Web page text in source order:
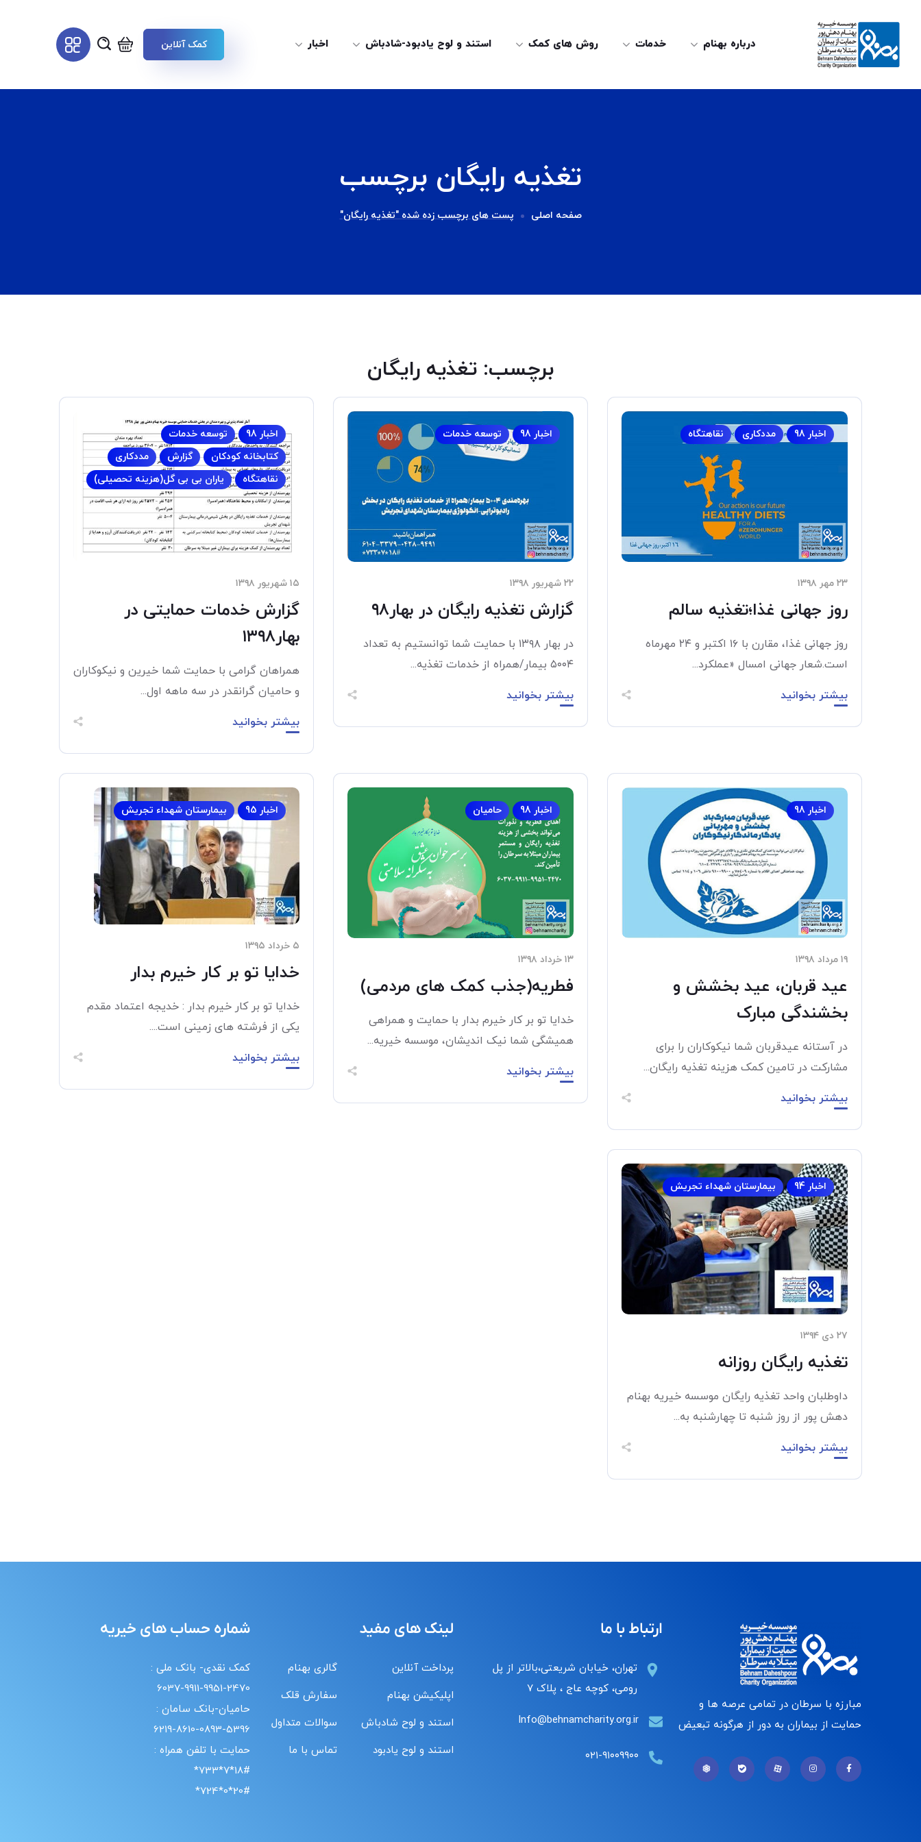
درباره بهنام خدمات روش های کمک استند و لوح یادبود-شادباش اخبار کمک آنلاین
تغذیه رایگان برچسب
صفحه اصلی پست های برچسب زده شده "تغذیه رایگان"
برچسب: تغذیه رایگان
اخبار 98 مددکاری نقاهتگاه
۲۳ مهر ۱۳۹۸
روز جهانی غذا؛تغذیه سالم
روز جهانی غذا، مقارن با ۱۶ اکتبر و ۲۴ مهرماه
است.شعار جهانی امسال «عملکرد...
بیشتر بخوانید
اخبار 98 توسعه خدمات
۲۲ شهریور ۱۳۹۸
گزارش تغذیه رایگان در بهار۹۸
در بهار ۱۳۹۸ با حمایت شما توانستیم به تعداد
۵۰۰۴ بیمار/همراه از خدمات تغذیه...
بیشتر بخوانید
اخبار 98
توسعه خدمات
کتابخانه کودکان
گزارش
مددکاری
نقاهتگاه
یاران بی بی گل(هزینه تحصیلی)
۱۵ شهریور ۱۳۹۸
گزارش خدمات حمایتی در
بهار۱۳۹۸
همراهان گرامی با حمایت شما خیرین و نیکوکاران
و حامیان گرانقدر در سه ماهه اول...
بیشتر بخوانید
اخبار 98
۱۹ مرداد ۱۳۹۸
عید قربان، عید بخشش و
بخشندگی مبارک
در آستانه عیدقربان شما نیکوکاران را برای
مشارکت در تامین کمک هزینه تغذیه رایگان...
بیشتر بخوانید
اخبار 98 حامیان
۱۳ خرداد ۱۳۹۸
فطریه(جذب کمک های مردمی)
خدایا تو بر کار خیرم بدار با حمایت و همراهی
همیشگی شما نیک اندیشان، موسسه خیریه...
بیشتر بخوانید
اخبار 95 بیمارستان شهداء تجریش
۵ خرداد ۱۳۹۵
خدایا تو بر کار خیرم بدار
خدایا تو بر کار خیرم بدار : خدیجه اعتماد مقدم
یکی از فرشته­ های زمینی است....
بیشتر بخوانید
اخبار 94 بیمارستان شهداء تجریش
۲۷ دی ۱۳۹۴
تغذیه رایگان روزانه
داوطلبان واحد تغذیه رایگان موسسه خیریه بهنام
دهش پور از روز شنبه تا چهارشنبه به...
بیشتر بخوانید
مبارزه با سرطان در تمامی عرصه ها و
حمایت از بیماران به دور از هرگونه تبعیض
ارتباط با ما
تهران، خیابان شریعتی،بالاتر از پل
رومی، کوچه عاج ، پلاک ۷
Info@behnamcharity.org.ir
۰۲۱-۹۱۰۰۹۹۰۰
لینک های مفید
پرداخت آنلاین
اپلیکیشن بهنام
استند و لوح شادباش
استند و لوح یادبود
گالری بهنام
سفارش قلک
سوالات متداول
تماس با ما
شماره حساب های خیریه
کمک نقدی- بانک ملی :
6037-9911-9951-2470
حامیان-بانک سامان :
6219-8610-0893-5396
حمایت با تلفن همراه :
18#*7*733*
20#*0*724*